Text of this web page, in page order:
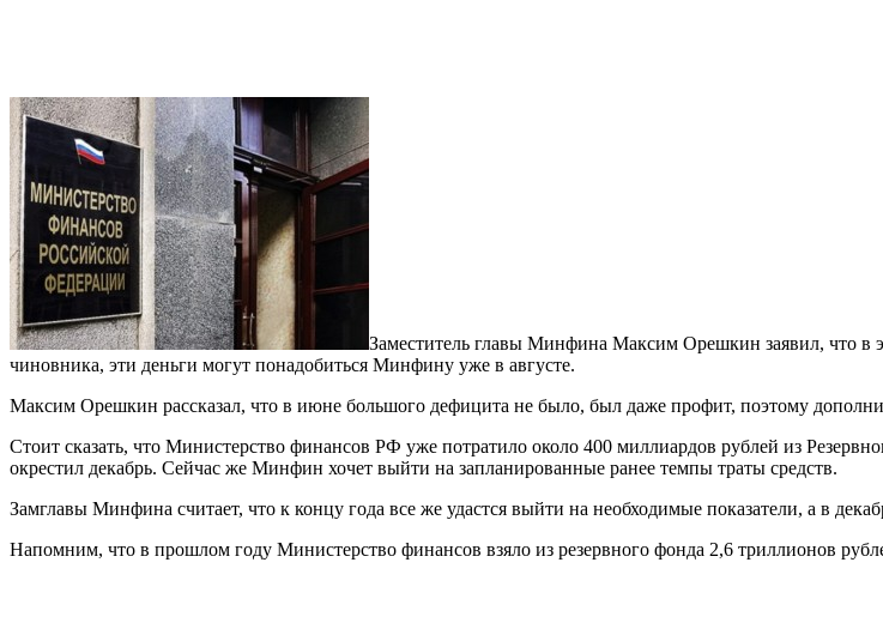
Заместитель главы Минфина Максим Орешкин заявил, что в
чиновника, эти деньги могут понадобиться Минфину уже в августе.
Максим Орешкин рассказал, что в июне большого дефицита не было, был даже профит, поэтому
Стоит сказать, что Министерство финансов РФ уже потратило около 400 миллиардов рублей из
окрестил декабрь. Сейчас же Минфин хочет выйти на запланированные ранее темпы траты средств.
Замглавы Минфина считает, что к концу года все же удастся выйти на необходимые показатели, а в
Напомним, что в прошлом году Министерство финансов взяло из резервного фонда 2,6 триллионов